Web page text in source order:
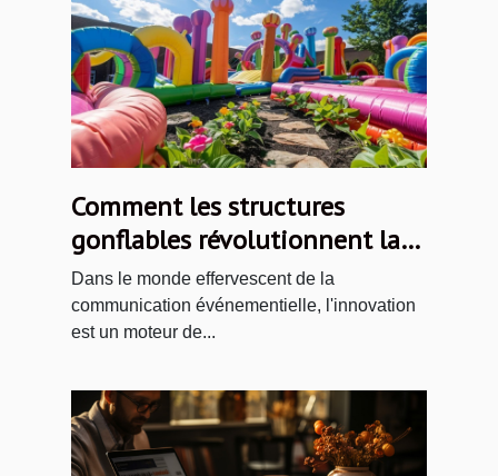
Comment les structures
gonflables révolutionnent la
communication
événementielle
Dans le monde effervescent de la
communication événementielle, l'innovation
est un moteur de...